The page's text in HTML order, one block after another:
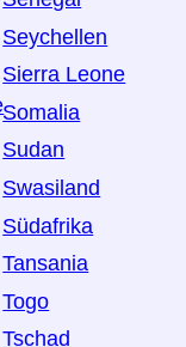
Seychellen
Sierra Leone
Somalia
Sudan
Swasiland
Südafrika
Tansania
Togo
Tschad